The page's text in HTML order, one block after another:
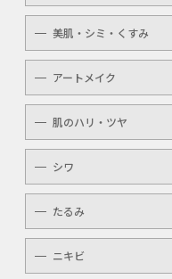
レディース
メンズ
キッズ
介護
美肌・シミ・くすみ
レーザートーニング
顔・体のシミ取り
ピコレーザー
アートメイク
眉（アイブロウ）
唇（リップ）
メンズ
アイライン
肌のハリ・ツヤ
YAGシャワー
マッサージピール
ケミカルピーリング
シワ
ボトックスボツラックス
ボトックスビスタ
たるみ
YAGシャワー
ニキビ